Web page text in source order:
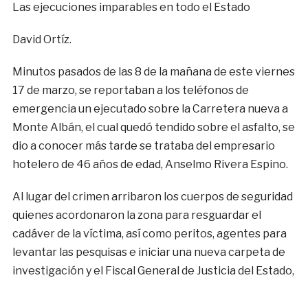
Las ejecuciones imparables en todo el Estado
David Ortíz.
Minutos pasados de las 8 de la mañana de este viernes
17 de marzo, se reportaban a los teléfonos de
emergencia un ejecutado sobre la Carretera nueva a
Monte Albán, el cual quedó tendido sobre el asfalto, se
dio a conocer más tarde se trataba del empresario
hotelero de 46 años de edad, Anselmo Rivera Espino.
Al lugar del crimen arribaron los cuerpos de seguridad
quienes acordonaron la zona para resguardar el
cadáver de la víctima, así como peritos, agentes para
levantar las pesquisas e iniciar una nueva carpeta de
investigación y el Fiscal General de Justicia del Estado,